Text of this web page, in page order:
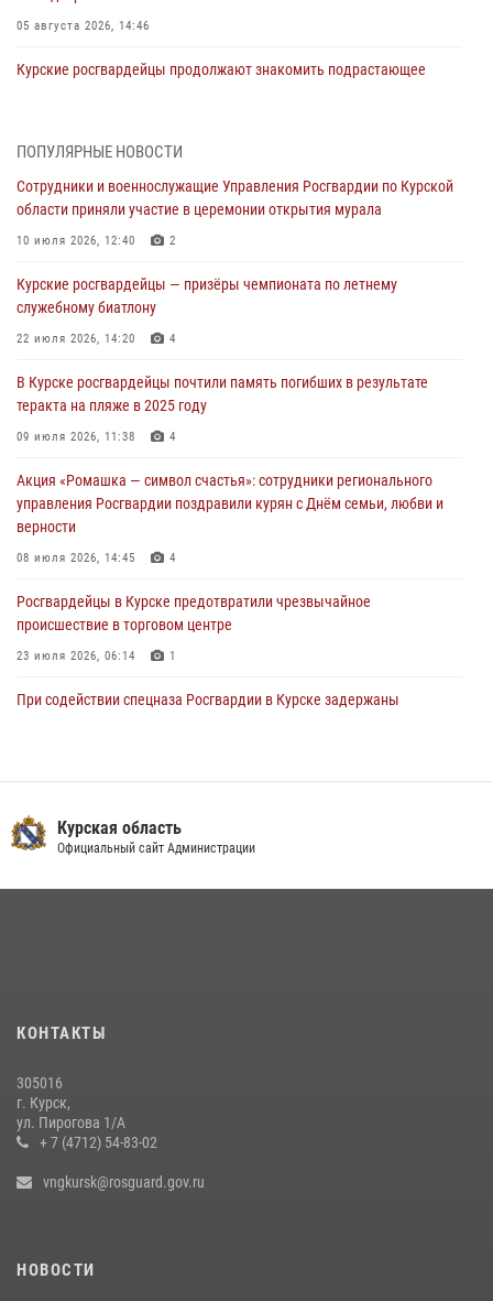
05 августа 2026, 14:46
Курские росгвардейцы продолжают знакомить подрастающее
оздоровительных лагерях
05 августа 2026, 09:51
сбыта крупной партии наркотиков
04 августа 2026, 12:52
85 владельцев оружия
04 августа 2026, 07:00
297 выездов по сигналу «тревога»
03 августа 2026, 09:46
ПОПУЛЯРНЫЕ НОВОСТИ
Сотрудники и военнослужащие Управления Росгвардии по Курской
области приняли участие в церемонии открытия мурала
10 июля 2026, 12:40 2
Курские росгвардейцы — призёры чемпионата по летнему
служебному биатлону
22 июля 2026, 14:20 4
В Курске росгвардейцы почтили память погибших в результате
теракта на пляже в 2025 году
09 июля 2026, 11:38 4
Акция «Ромашка — символ счастья»: сотрудники регионального
управления Росгвардии поздравили курян с Днём семьи, любви и
верности
08 июля 2026, 14:45 4
Росгвардейцы в Курске предотвратили чрезвычайное
происшествие в торговом центре
23 июля 2026, 06:14 1
При содействии спецназа Росгвардии в Курске задержаны
первого этапа фотоконкурса «В объективе Росгвардия»
22 июля 2026, 12:38 2
Курские росгвардейцы эвакуировали жильцов многоэтажки после
Центральный округ Росгвардии отмечает 105-летие
15 июля 2026, 10:00
Курская область
Официальный сайт Администрации
КОНТАКТЫ
305016
г. Курск,
ул. Пирогова 1/А
+ 7 (4712) 54-83-02
vngkursk@rosguard.gov.ru
НОВОСТИ